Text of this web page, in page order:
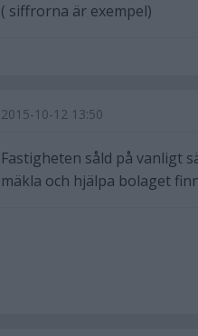
( siffrorna är exempel)
2015-10-12 13:50
Fastigheten såld på vanligt
mäkla och hjälpa bolaget